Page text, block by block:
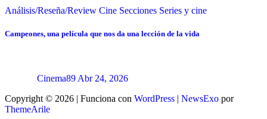
Análisis/Reseña/Review Cine Secciones Series y cine
Campeones, una película que nos da una lección de la vida
Cinema89 Abr 24, 2026
Copyright © 2026 | Funciona con WordPress | NewsExo por
ThemeArile